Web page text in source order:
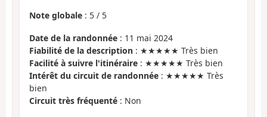
Note globale : 5 / 5
Date de la randonnée : 11 mai 2024
Fiabilité de la description : ★★★★★ Très bien
Facilité à suivre l'itinéraire : ★★★★★ Très bien
Intérêt du circuit de randonnée : ★★★★★ Très
bien
Circuit très fréquenté : Non